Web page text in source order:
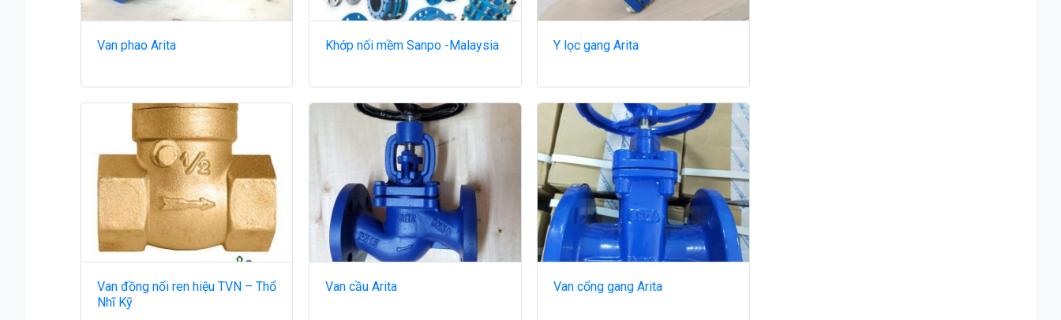
Van phao Arita Khớp nối mềm Sanpo -Malaysia Y lọc gang Arita
Van đồng nối ren hiệu TVN – Thổ
Nhĩ Kỹ
Van cầu Arita Van cổng gang Arita